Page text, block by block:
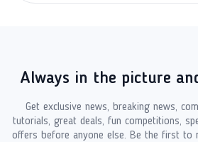
Always in the picture
Get exclusive news, breaking news,
tutorials, great deals, fun competitions,
offers before anyone else. Be the first to